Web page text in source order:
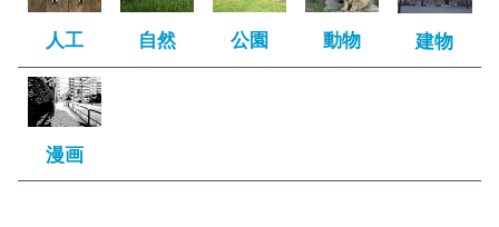
人工 自然 公園 動物 建物
漫画